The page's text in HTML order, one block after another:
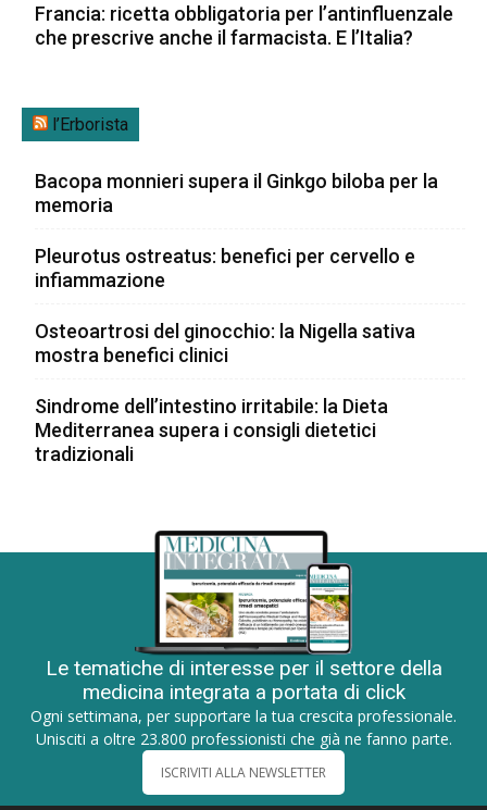
Francia: ricetta obbligatoria per l’antinfluenzale
che prescrive anche il farmacista. E l’Italia?
l’Erborista
Bacopa monnieri supera il Ginkgo biloba per la
memoria
Pleurotus ostreatus: benefici per cervello e
infiammazione
Osteoartrosi del ginocchio: la Nigella sativa
mostra benefici clinici
Sindrome dell’intestino irritabile: la Dieta
Mediterranea supera i consigli dietetici
tradizionali
Le tematiche di interesse per il settore della
medicina integrata a portata di click
Ogni settimana, per supportare la tua crescita professionale.
Unisciti a oltre 23.800 professionisti che già ne fanno parte.
ISCRIVITI ALLA NEWSLETTER